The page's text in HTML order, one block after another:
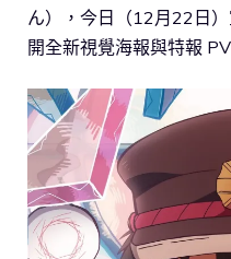
ん），今日（12月22日
開全新視覺海報與特報 PV